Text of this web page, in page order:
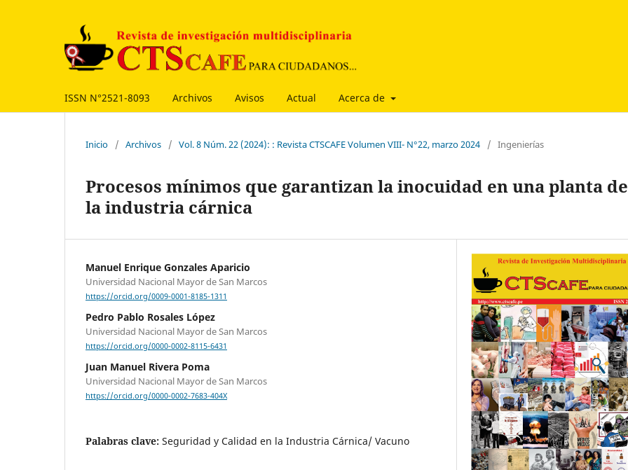
ISSN N°2521-8093 Archivos Avisos Actual Acerca de
Inicio / Archivos / Vol. 8 Núm. 22 (2024): : Revista CTSCAFE Volumen VIII- N°22, marzo 2024 / Ingenierías
Procesos mínimos que garantizan la inocuidad en una planta de
la industria cárnica
Manuel Enrique Gonzales Aparicio
Universidad Nacional Mayor de San Marcos
https://orcid.org/0009-0001-8185-1311
Pedro Pablo Rosales López
Universidad Nacional Mayor de San Marcos
https://orcid.org/0000-0002-8115-6431
Juan Manuel Rivera Poma
Universidad Nacional Mayor de San Marcos
https://orcid.org/0000-0002-7683-404X
Palabras clave: Seguridad y Calidad en la Industria Cárnica/ Vacuno